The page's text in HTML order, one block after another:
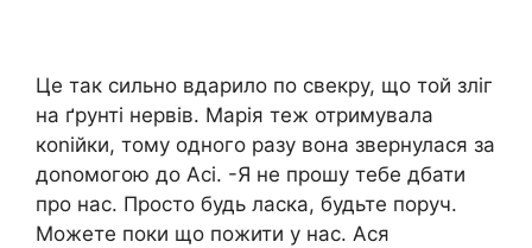
Це так сильно вдарило по свекру, що той зліг
на ґрунті нервів. Марія теж отримувала
коnійки, тому одного разу вона звернулася за
доnомогою до Асі. -Я не прошу тебе дбати
про нас. Просто будь ласка, будьте поруч.
Можете поки що пожити у нас. Ася